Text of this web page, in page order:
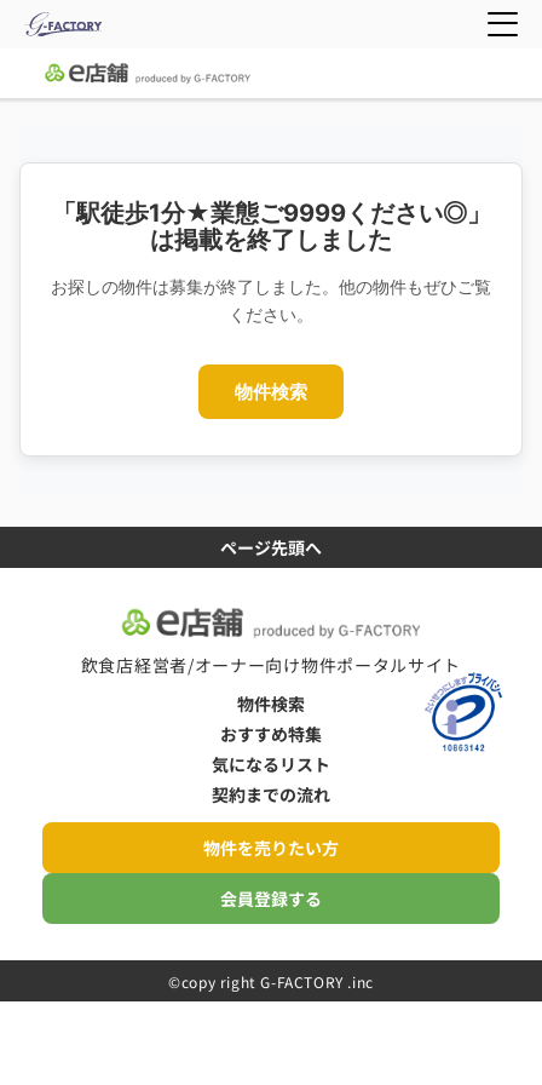
「駅徒歩1分★業態ご9999ください◎」
は掲載を終了しました
お探しの物件は募集が終了しました。他の物件もぜひご覧
ください。
物件検索
ページ先頭へ
飲食店経営者/オーナー向け物件ポータルサイト
物件検索
おすすめ特集
気になるリスト
契約までの流れ
物件を売りたい方
会員登録する
©️copy right G-FACTORY .inc